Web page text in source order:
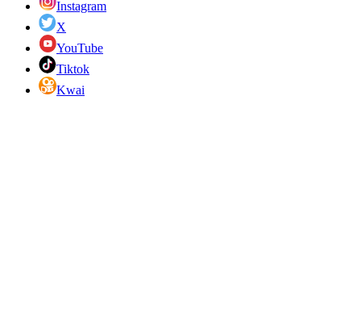
Instagram
X
YouTube
Tiktok
Kwai